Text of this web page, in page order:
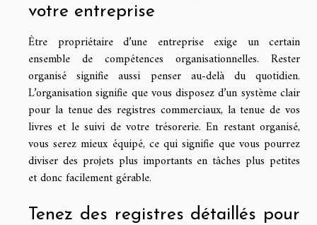
votre entreprise
Être propriétaire d’une entreprise exige un certain
ensemble de compétences organisationnelles. Rester
organisé signifie aussi penser au-delà du quotidien.
L’organisation signifie que vous disposez d’un système clair
pour la tenue des registres commerciaux, la tenue de vos
livres et le suivi de votre trésorerie. En restant organisé,
vous serez mieux équipé, ce qui signifie que vous pourrez
diviser des projets plus importants en tâches plus petites
et donc facilement gérable.
Tenez des registres détaillés pour